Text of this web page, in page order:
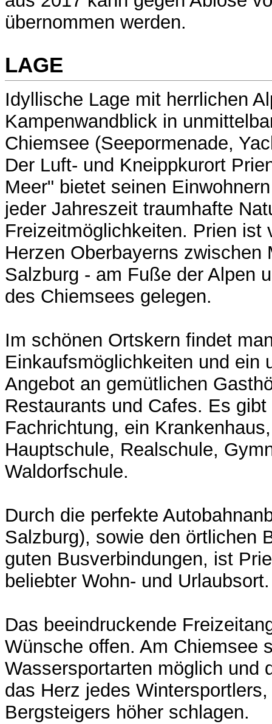
übernommen werden.
LAGE
Idyllische Lage mit herrlichen
Kampenwandblick in
Chiemsee (Seepormenade,
Der Luft- und Kneippkurort
Meer" bietet seinen
jeder Jahreszeit traumhafte
Freizeitmöglichkeiten. Prien ist
Herzen Oberbayerns zwischen
Salzburg - am Fuße der Alpen
des Chiemsees gelegen.
Im schönen Ortskern findet
Einkaufsmöglichkeiten und ein
Angebot an gemütlichen
Restaurants und Cafes. Es
Fachrichtung, ein
Hauptschule, Realschule,
Waldorfschule.
Durch die perfekte
Salzburg), sowie den örtlichen
guten Busverbindungen, ist
beliebter Wohn- und Urlaubsort.
Das beeindruckende
Wünsche offen. Am Chiemsee
Wassersportarten möglich und
das Herz jedes
Bergsteigers höher schlagen.